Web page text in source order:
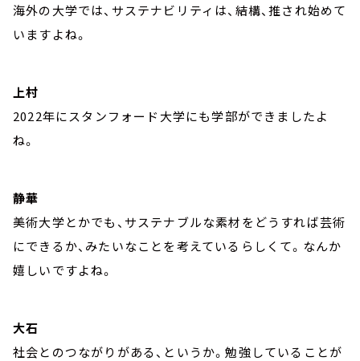
海外の大学では、サステナビリティは、結構、推され始めて
いますよね。
上村
2022年にスタンフォード大学にも学部ができましたよ
ね。
静華
美術大学とかでも、サステナブルな素材をどうすれば芸術
にできるか、みたいなことを考えているらしくて。なんか
嬉しいですよね。
大石
社会とのつながりがある、というか。勉強していることが